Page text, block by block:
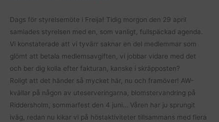
Dags för styrelsemöte i Freija! Tidig morgon den 29 april
samlades styrelsen med en, som vanligt, fullspäckad agenda.
Vi konstaterade att vi tyvärr saknar en del medlemmar som
glömt att betala medlemsavgiften, vi jobbar vidare med det
och ber dig kolla efter fakturan, kanske i skräpposten?
Roligt att det händer så mycket här, nu och framöver! AW-
kvällar på någon av uteserveringarna, blomstervandring på
Riddersholm, sommarfest den 4 juni… Våren har ju sprungit
iväg, redan nu kikar vi på höstaktiviteter tillsammans med flera